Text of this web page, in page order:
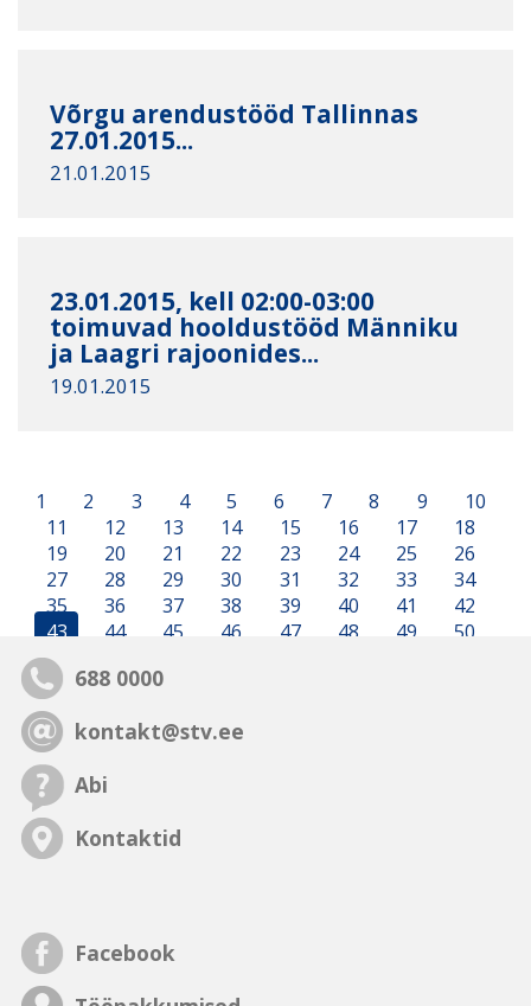
Võrgu arendustööd Tallinnas
27.01.2015...
21.01.2015
23.01.2015, kell 02:00-03:00
toimuvad hooldustööd Männiku
ja Laagri rajoonides...
19.01.2015
1 2 3 4 5 6 7 8 9
10
11
12 13 14 15 16 17
18
19
20 21 22 23 24 25
26
27
28 29 30 31 32 33
34
35
36 37 38 39 40 41
42
43
44 45 46 47 48 49 50
688 0000
kontakt@stv.ee
Abi
Kontaktid
Facebook